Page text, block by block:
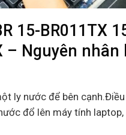
15-BR011TX
– Nguyên
ly nước để bên
đổ lên máy tính